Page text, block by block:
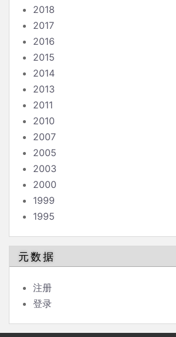
2018
2017
2016
2015
2014
2013
2011
2010
2007
2005
2003
2000
1999
1995
元数据
注册
登录